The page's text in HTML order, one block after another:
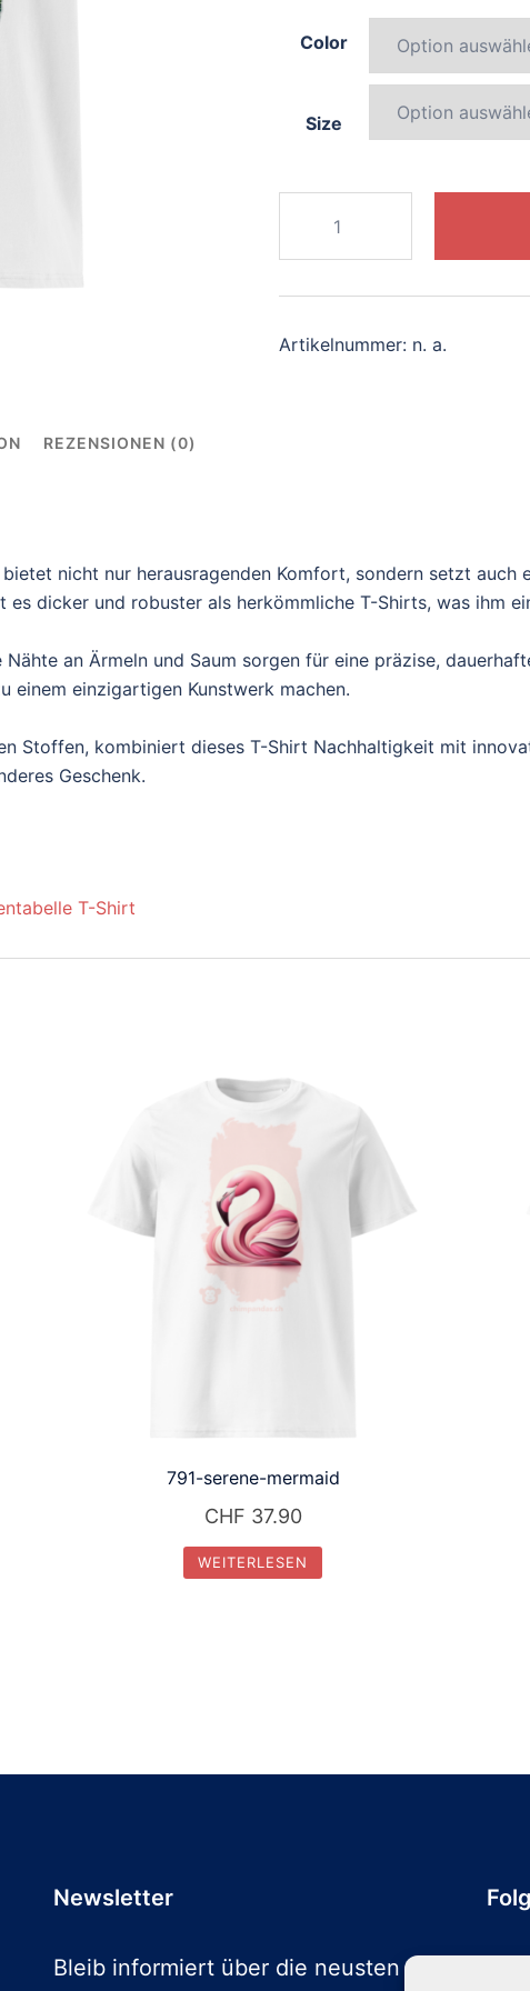
Color
Size
whimsical-
koala
Menge
Artikelnummer: n. a.
REZENSIONEN (0)
nicht nur herausragenden Komfort, sondern setzt auch
dicker und robuster als herkömmliche T-Shirts, was ihm
an Ärmeln und Saum sorgen für eine präzise,
einem einzigartigen Kunstwerk machen.
Stoffen, kombiniert dieses T-Shirt Nachhaltigkeit mit
Geschenk.
T-Shirt
791-serene-mermaid
CHF 37.90
WEITERLESEN
Newsletter
Bleib informiert über die neusten